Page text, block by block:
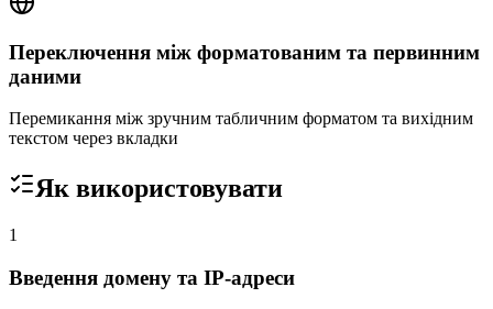
Переключення між форматованим та первинним
даними
Перемикання між зручним табличним форматом та вихідним
текстом через вкладки
Як використовувати
1
Введення домену та IP-адреси